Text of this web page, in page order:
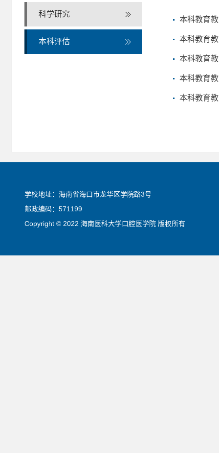
科学研究
本科评估
本科教育
本科教育
本科教育
本科教育
本科教育
学校地址：海南省海口市龙华区学院路3号
邮政编码：571199
Copyright © 2022 海南医科大学口腔医学院 版权所有